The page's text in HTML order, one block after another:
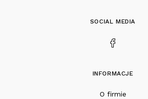
INFORMACJE
O firmie
SOCIAL MEDIA